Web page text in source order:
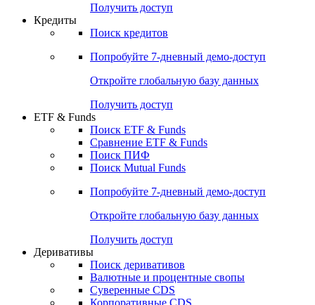
Получить доступ
Кредиты
Поиск кредитов
Попробуйте 7-дневный демо-доступ
Откройте глобальную базу данных
Получить доступ
ETF & Funds
Поиск ETF & Funds
Сравнение ETF & Funds
Поиск ПИФ
Поиск Mutual Funds
Попробуйте 7-дневный демо-доступ
Откройте глобальную базу данных
Получить доступ
Деривативы
Поиск деривативов
Валютные и процентные свопы
Суверенные CDS
Корпоративные CDS